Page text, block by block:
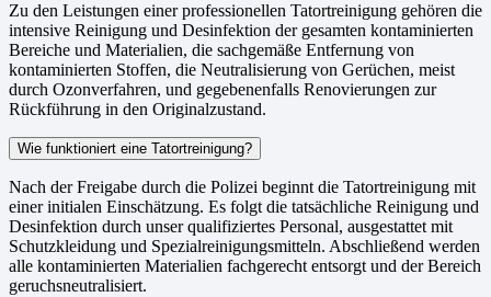
Zu den Leistungen einer professionellen Tatortreinigung gehören die
intensive Reinigung und Desinfektion der gesamten kontaminierten
Bereiche und Materialien, die sachgemäße Entfernung von
kontaminierten Stoffen, die Neutralisierung von Gerüchen, meist
durch Ozonverfahren, und gegebenenfalls Renovierungen zur
Rückführung in den Originalzustand.
Wie funktioniert eine Tatortreinigung?
Nach der Freigabe durch die Polizei beginnt die Tatortreinigung mit
einer initialen Einschätzung. Es folgt die tatsächliche Reinigung und
Desinfektion durch unser qualifiziertes Personal, ausgestattet mit
Schutzkleidung und Spezialreinigungsmitteln. Abschließend werden
alle kontaminierten Materialien fachgerecht entsorgt und der Bereich
geruchsneutralisiert.